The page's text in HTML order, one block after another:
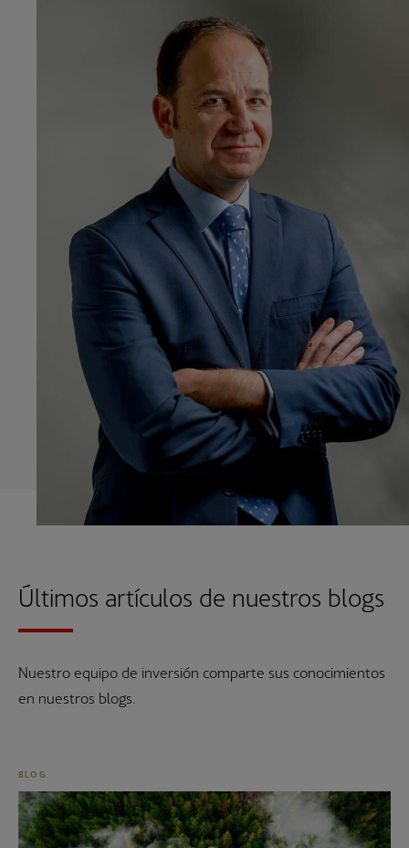
Últimos artículos de nuestros blogs
Nuestro equipo de inversión comparte sus conocimientos
en nuestros blogs.
BLOG